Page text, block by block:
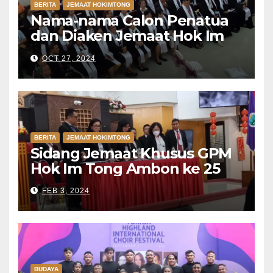
BERITA JEMAAT HOKIMTONG
Nama-nama Calon Penatua
dan Diaken Jemaat Hok Im
Tong Ambon 2025-2030
OCT 27, 2024
BERITA JEMAAT HOKIMTONG
Sidang Jemaat Khusus GPM
Hok Im Tong Ambon ke 25
FEB 3, 2024
BUDAYA